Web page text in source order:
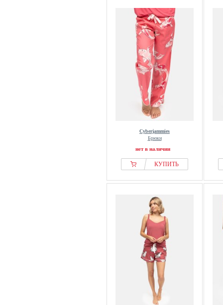
Cyberjammies
Брюки
нет в наличии
КУПИТЬ